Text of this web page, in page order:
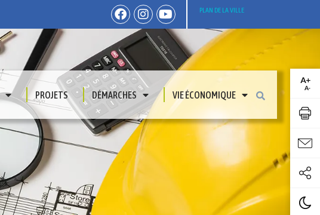
PLAN DE LA VILLE
PROJETS DÉMARCHES VIE ÉCONOMIQUE